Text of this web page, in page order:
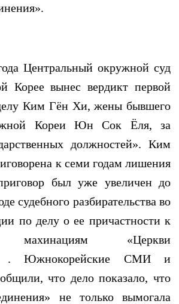
Центральный окружной суд
вынес вердикт первой
Ким Гён Хи, жены бывшего
Кореи Юн Сок Ёля, за
должностей». Ким
к семи годам лишения
был уже увеличен до
судебного разбирательства во
по делу о ее причастности к
махинациям «Церкви
. Южнокорейские СМИ и
что дело показало, что
не только вымогала